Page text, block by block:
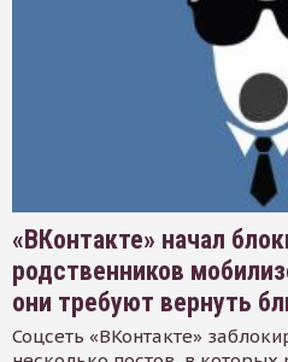
«ВКонтакте» начал
родственников
они требуют вернуть
Соцсеть «ВКонтакте»